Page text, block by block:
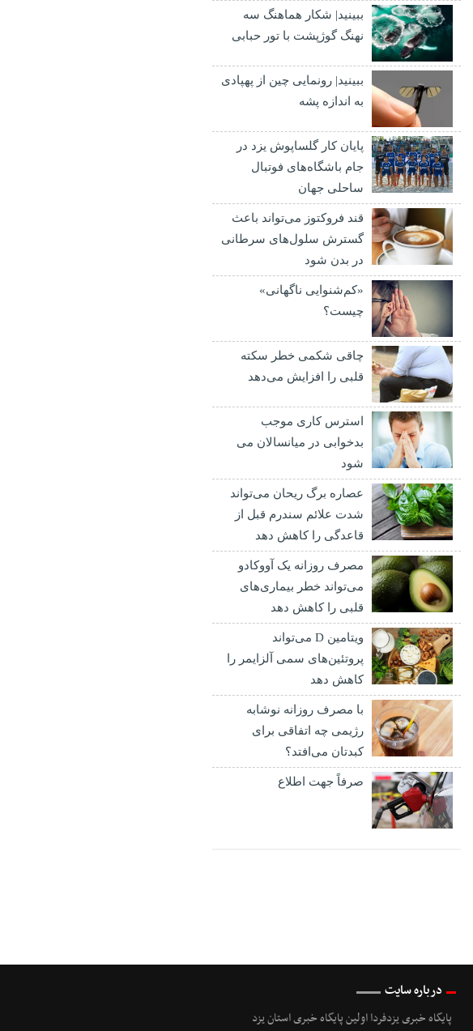
ببینید| شکار هماهنگ سه
نهنگ گوژپشت با تور حبابی
ببینید| رونمایی چین از پهپادی
به اندازه پشه
پایان کار گلساپوش یزد در
جام باشگاه‌های فوتبال
ساحلی جهان
قند فروکتوز می‌تواند باعث
گسترش سلول‌های سرطانی
در بدن شود
«کم‌شنوایی ناگهانی»
چیست؟
چاقی شکمی خطر سکته
قلبی را افزایش می‌دهد
استرس کاری موجب
بدخوابی در میانسالان می
شود
عصاره برگ ریحان می‌تواند
شدت علائم سندرم قبل از
قاعدگی را کاهش دهد
مصرف روزانه یک آووکادو
می‌تواند خطر بیماری‌های
قلبی را کاهش دهد
ویتامین D می‌تواند
پروتئین‌های سمی آلزایمر را
کاهش دهد
با مصرف روزانه نوشابه
رژیمی چه اتفاقی برای
کبدتان می‌افتد؟
صرفاً جهت اطلاع
درباره سایت
پایگاه خبری یزدفردا اولین پایگاه خبری استان یزد